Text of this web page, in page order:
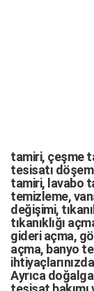
tamiri, çeşme
tesisatı
tamiri, lavabo
temizleme,
değişimi,
tıkanıklığı
gideri açma,
açma, banyo
Ayrıca